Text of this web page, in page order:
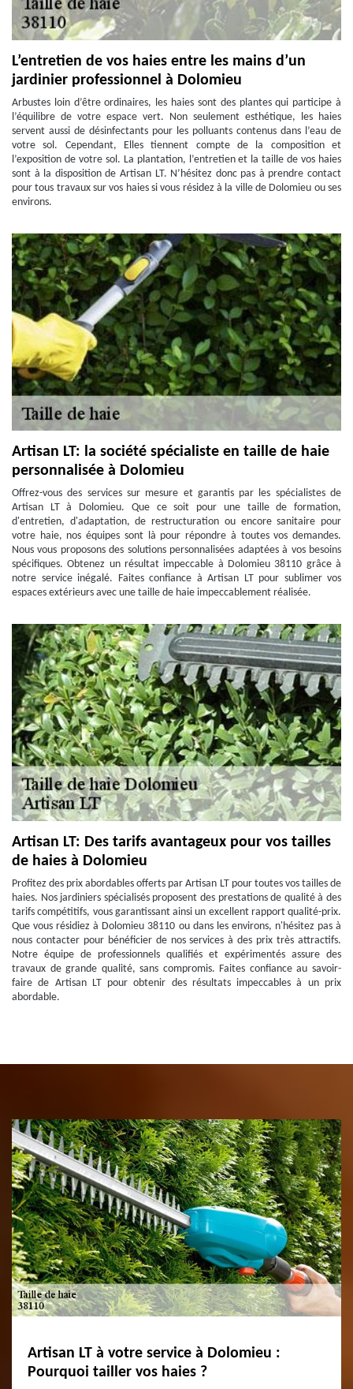
L’entretien de vos haies entre les mains d’un
jardinier professionnel à Dolomieu
Arbustes loin d’être ordinaires, les haies sont des plantes qui participe à
l’équilibre de votre espace vert. Non seulement esthétique, les haies
servent aussi de désinfectants pour les polluants contenus dans l’eau de
votre sol. Cependant, Elles tiennent compte de la composition et
l’exposition de votre sol. La plantation, l’entretien et la taille de vos haies
sont à la disposition de Artisan LT. N’hésitez donc pas à prendre contact
pour tous travaux sur vos haies si vous résidez à la ville de Dolomieu ou ses
environs.
Artisan LT: la société spécialiste en taille de haie
personnalisée à Dolomieu
Offrez-vous des services sur mesure et garantis par les spécialistes de
Artisan LT à Dolomieu. Que ce soit pour une taille de formation,
d'entretien, d'adaptation, de restructuration ou encore sanitaire pour
votre haie, nos équipes sont là pour répondre à toutes vos demandes.
Nous vous proposons des solutions personnalisées adaptées à vos besoins
spécifiques. Obtenez un résultat impeccable à Dolomieu 38110 grâce à
notre service inégalé. Faites confiance à Artisan LT pour sublimer vos
espaces extérieurs avec une taille de haie impeccablement réalisée.
Artisan LT: Des tarifs avantageux pour vos tailles
de haies à Dolomieu
Profitez des prix abordables offerts par Artisan LT pour toutes vos tailles de
haies. Nos jardiniers spécialisés proposent des prestations de qualité à des
tarifs compétitifs, vous garantissant ainsi un excellent rapport qualité-prix.
Que vous résidiez à Dolomieu 38110 ou dans les environs, n'hésitez pas à
nous contacter pour bénéficier de nos services à des prix très attractifs.
Notre équipe de professionnels qualifiés et expérimentés assure des
travaux de grande qualité, sans compromis. Faites confiance au savoir-
faire de Artisan LT pour obtenir des résultats impeccables à un prix
abordable.
Artisan LT à votre service à Dolomieu :
Pourquoi tailler vos haies ?